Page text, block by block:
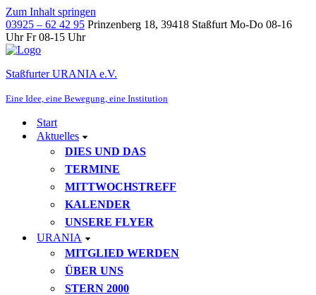
Zum Inhalt springen
03925 – 62 42 95 Prinzenberg 18, 39418 Staßfurt Mo-Do 08-16
Uhr Fr 08-15 Uhr
Staßfurter URANIA e.V.
Eine Idee, eine Bewegung, eine Institution
Start
Aktuelles
DIES UND DAS
TERMINE
MITTWOCHSTREFF
KALENDER
UNSERE FLYER
URANIA
MITGLIED WERDEN
ÜBER UNS
STERN 2000